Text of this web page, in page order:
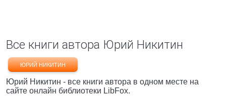
Все книги автора Юрий Никитин
ЮРИЙ НИКИТИН
Юрий Никитин - все книги автора в одном месте на
сайте онлайн библиотеки LibFox.